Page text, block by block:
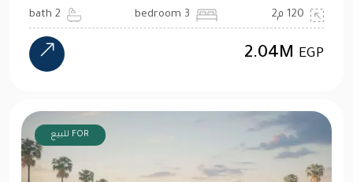
120 م2 3 bedroom
2 bath
2.04M EGP
FOR للبيع